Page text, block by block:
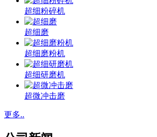
超细粉碎机
超细磨
超细磨粉机
超细研磨机
超微冲击磨
更多..